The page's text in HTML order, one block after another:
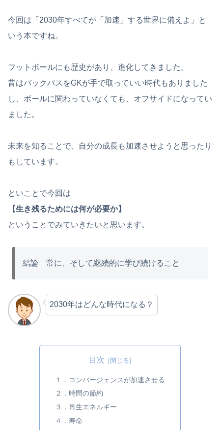
今回は「2030年すべてが「加速」する世界に備えよ」と
いう本ですね。
フットボールにも歴史があり、進化してきました。
昔はバックパスをGKが手で取っていい時代もありました
し、ボールに関わっていなくても、オフサイドになってい
ました。
未来を知ることで、自分の成長も加速させようと思ったり
もしています。
といことで今回は
【生き残るためには何が必要か】
ということでみていきたいと思います。
結論 常に、そして継続的に学び続けること
2030年はどんな時代になる？
目次
１．コンバージェンスが加速させる
２．時間の節約
３．再生エネルギー
４．寿命